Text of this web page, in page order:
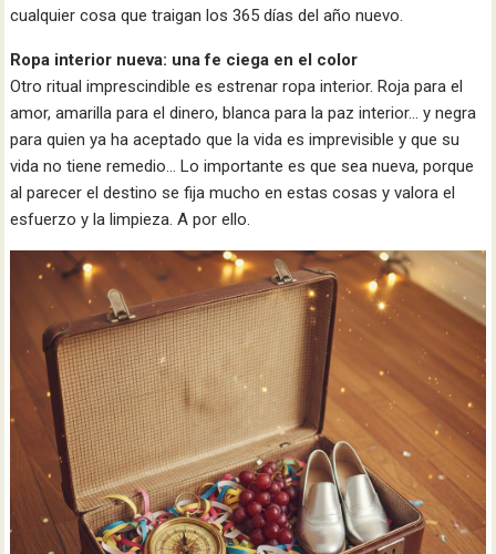
cualquier cosa que traigan los 365 días del año nuevo.
Ropa interior nueva: una fe ciega en el color
Otro ritual imprescindible es estrenar ropa interior. Roja para el
amor, amarilla para el dinero, blanca para la paz interior… y negra
para quien ya ha aceptado que la vida es imprevisible y que su
vida no tiene remedio… Lo importante es que sea nueva, porque
al parecer el destino se fija mucho en estas cosas y valora el
esfuerzo y la limpieza. A por ello.